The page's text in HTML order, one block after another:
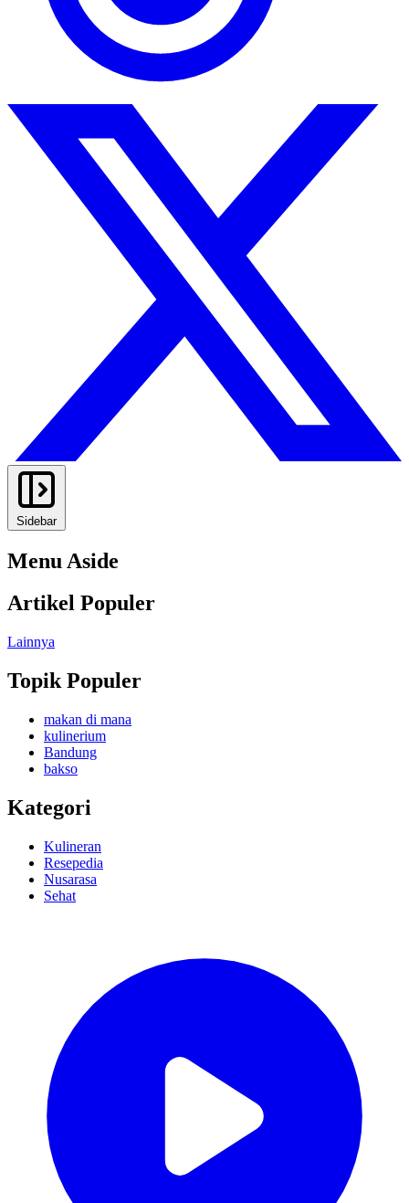
Sidebar
Menu Aside
Artikel Populer
Lainnya
Topik Populer
makan di mana
kulinerium
Bandung
bakso
Kategori
Kulineran
Resepedia
Nusarasa
Sehat